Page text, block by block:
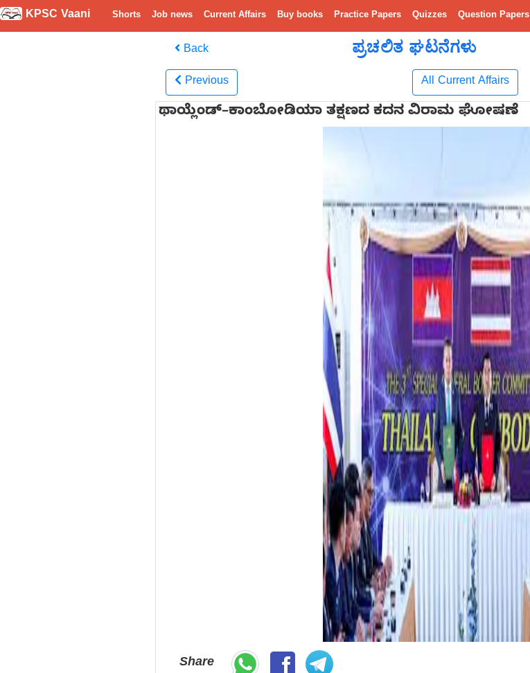
KPSC Vaani Shorts Job news Current Affairs Buy books Practice Papers Quizzes Question Papers
Back ಪ್ರಚಲಿತ ಘಟನೆಗಳು
Previous All Current Affairs
ಥಾಯ್ಲೆಂಡ್–ಕಾಂಬೋಡಿಯಾ ತಕ್ಷಣದ ಕದನ ವಿರಾಮ ಘೋಷಣೆ
Share